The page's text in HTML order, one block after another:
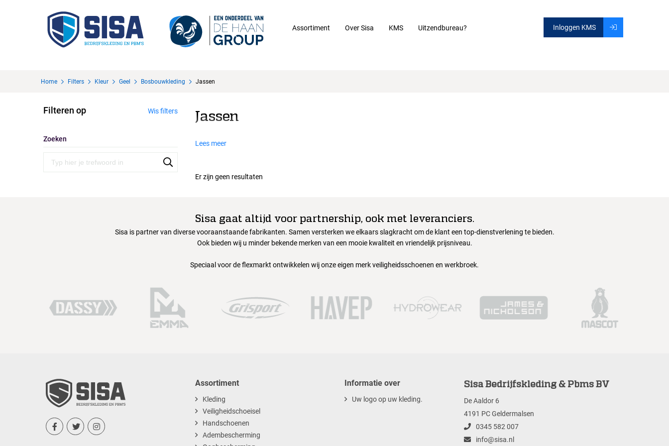
Assortiment Over Sisa KMS Uitzendbureau? Inloggen KMS
Home Filters Kleur Geel Bosbouwkleding Jassen
Filteren op Wis filters
Zoeken
Jassen
Lees meer
Er zijn geen resultaten
Sisa gaat altijd voor partnership, ook met leveranciers.
Sisa is partner van diverse vooraanstaande fabrikanten. Samen versterken we elkaars slagkracht om de klant een top-dienstverlening te bieden.
Ook bieden wij u minder bekende merken van een mooie kwaliteit en vriendelijk prijsniveau.
Speciaal voor de flexmarkt ontwikkelen wij onze eigen merk veiligheidsschoenen en werkbroek.
  
Assortiment
Kleding
Veiligheidschoeisel
Handschoenen
Adembescherming
Informatie over
Uw logo op uw kleding.
Sisa Bedrijfskleding & Pbms BV
De Aaldor 6
4191 PC Geldermalsen
0345 582 007
info@sisa.nl